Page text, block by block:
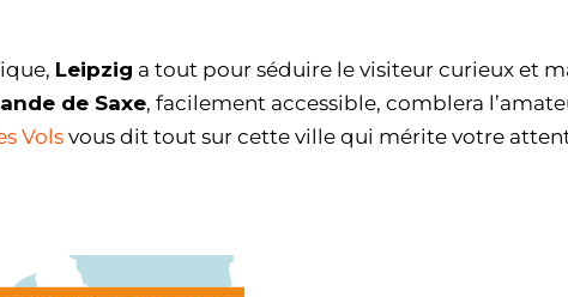
Leipzig a tout pour séduire le visiteur curieux et
de Saxe, facilement accessible, comblera
Vols vous dit tout sur cette ville qui mérite votre